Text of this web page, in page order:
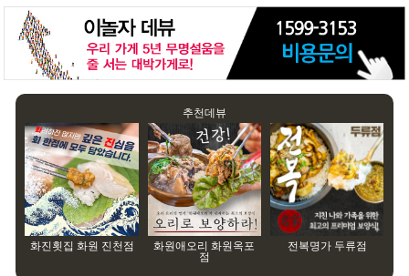
추천데뷰
화진횟집 화원 진천점
화원애오리 화원옥포
점
전복명가 두류점